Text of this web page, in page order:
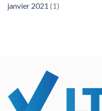
janvier 2021 (1)